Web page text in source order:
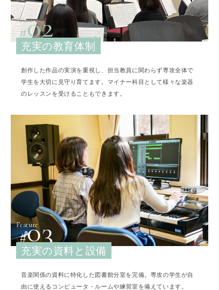
Feature02
充実の教育体制
創作した作品の実演を重視し、担当教員に関わらず専攻全体で
学生を大切に見守り育てます。マイナー科目として様々な楽器
のレッスンを受けることもできます。
Feature03
充実の資料と設備
音楽関係の資料に特化した図書館分室を完備。専攻の学生が自
由に使えるコンピュータ・ルームや練習室を備えています。